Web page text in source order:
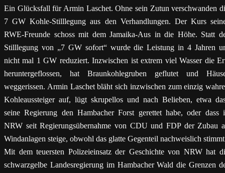
Ein Glücksfall für Armin Laschet. Ohne sein Zutun verschwanden
7 GW Kohle-Stilllegung aus den Verhandlungen. Der Kurs
RWE-Freunde schoss mit dem Jamaika-Aus in die Höhe. Statt
Stilllegung von „7 GW sofort“ wurde die Leistung in 4 Jahren
nicht mal 1 GW reduziert. Inzwischen ist extrem viel Wasser die
heruntergeflossen, hat Braunkohlegruben geflutet und
weggerissen. Armin Laschet bläht sich inzwischen zum einzig
Kohleaussteiger auf, lügt skrupellos und nach Belieben, etwa
seine Regierung den Hambacher Forst gerettet habe, oder dass
NRW seit Regierungsübernahme von CDU und FDP der Zubau
Windanlagen steige, obwohl das glatte Gegenteil nachweislich
Mit dem teuersten Polizeieinsatz der Geschichte von NRW hat
schwarzgelbe Landesregierung im Hambacher Wald die Grenzen